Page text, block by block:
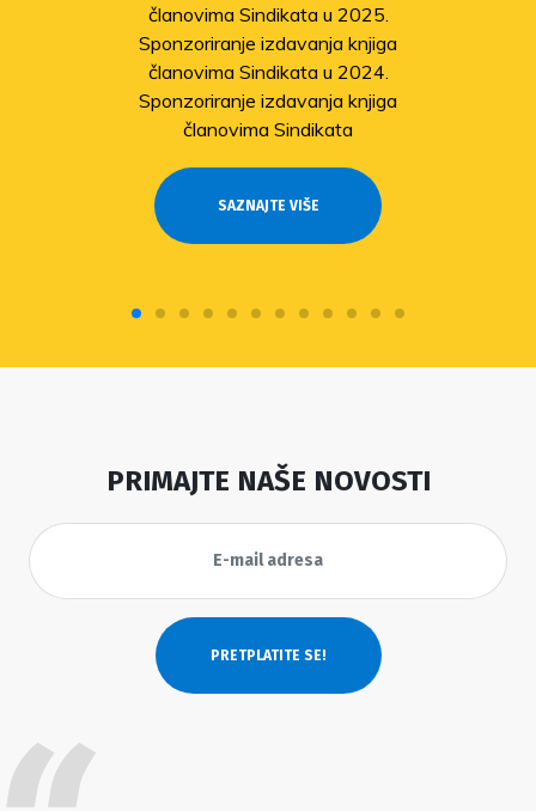
članovima Sindikata u 2025.
Sponzoriranje izdavanja knjiga
članovima Sindikata u 2024.
Sponzoriranje izdavanja knjiga
članovima Sindikata
SAZNAJTE VIŠE
PRIMAJTE NAŠE NOVOSTI